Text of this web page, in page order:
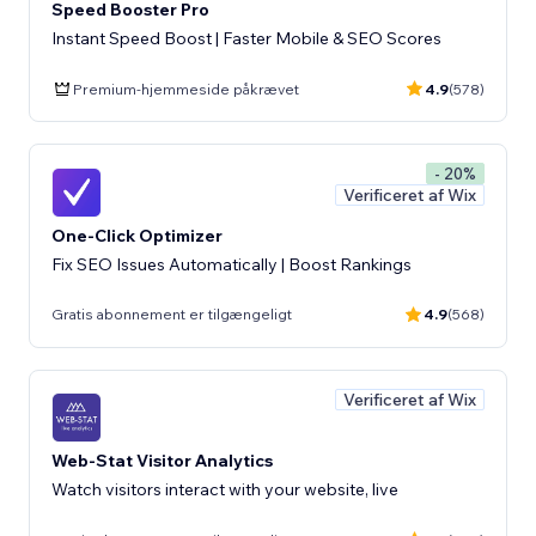
Speed Booster Pro
Instant Speed Boost | Faster Mobile & SEO Scores
Premium-hjemmeside påkrævet 4.9(578)
- 20%
Verificeret af Wix
One-Click Optimizer
Fix SEO Issues Automatically | Boost Rankings
Gratis abonnement er tilgængeligt 4.9(568)
Verificeret af Wix
Web-Stat Visitor Analytics
Watch visitors interact with your website, live